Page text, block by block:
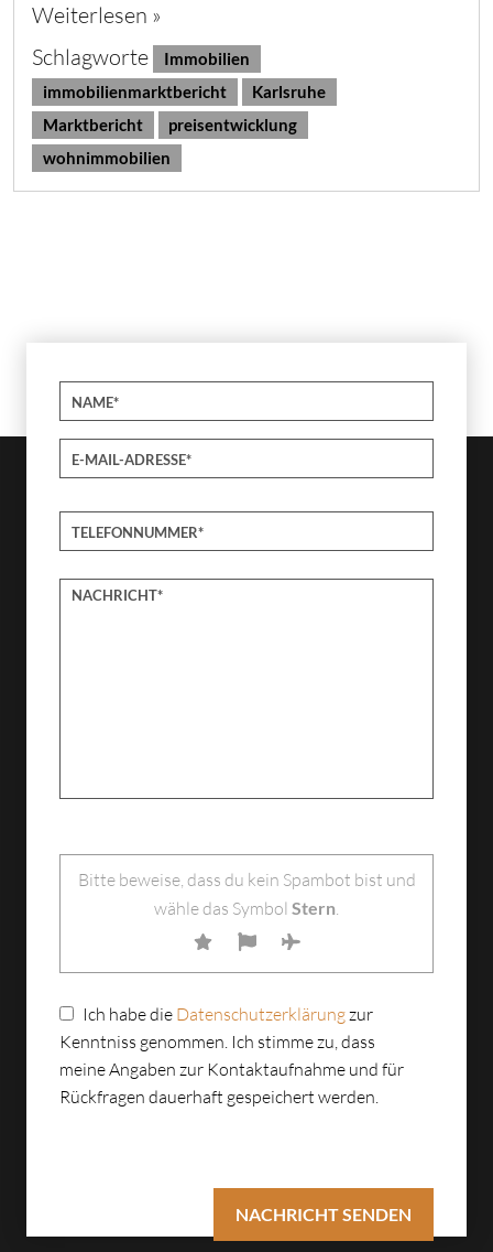
Weiterlesen »
Schlagworte
Immobilien
immobilienmarktbericht
Karlsruhe
Marktbericht
preisentwicklung
wohnimmobilien
Bitte lasse dieses Feld leer.
Bitte beweise, dass du kein Spambot bist und
wähle das Symbol Stern.
Ich habe die Datenschutzerklärungzur
Kenntniss genommen. Ich stimme zu, dass
meine Angaben zur Kontaktaufnahme und für
Rückfragen dauerhaft gespeichert werden.